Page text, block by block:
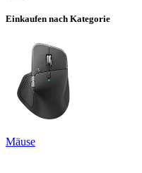
Einkaufen nach Kategorie
Mäuse